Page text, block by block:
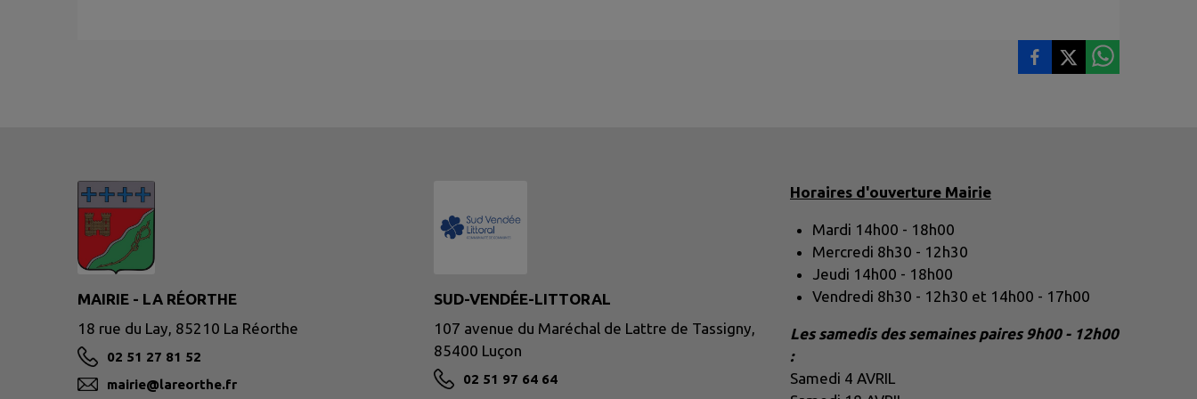
MAIRIE - LA RÉORTHE
18 rue du Lay, 85210 La Réorthe
02 51 27 81 52
mairie@lareorthe.fr
SUD-VENDÉE-LITTORAL
107 avenue du Maréchal de Lattre de Tassigny,
85400 Luçon
02 51 97 64 64
Horaires d'ouverture Mairie
Mardi 14h00 - 18h00
Mercredi 8h30 - 12h30
Jeudi 14h00 - 18h00
Vendredi 8h30 - 12h30 et 14h00 - 17h00
Les samedis des semaines paires 9h00 - 12h00
:
Samedi 4 AVRIL